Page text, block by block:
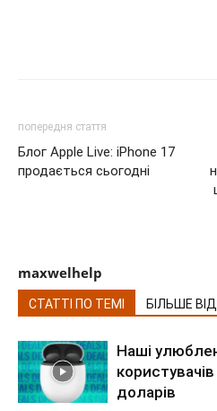
попередня стаття
Блог Apple Live: iPhone 17
продається сьогодні
maxwelhelp
СТАТТІ ПО ТЕМІ БІЛЬШЕ
Наші
доларів